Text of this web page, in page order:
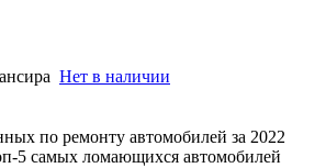
Нет в наличии
по ремонту автомобилей за 2022
5 самых ломающихся автомобилей